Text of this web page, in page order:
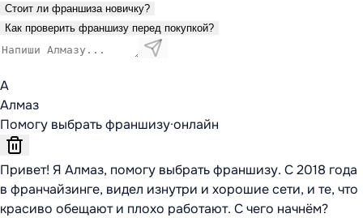
Стоит ли франшиза новичку?
Как проверить франшизу перед покупкой?
А
Алмаз
Помогу выбрать франшизу·онлайн
Привет! Я Алмаз, помогу выбрать франшизу. С 2018 года
в франчайзинге, видел изнутри и хорошие сети, и те, что
красиво обещают и плохо работают. С чего начнём?